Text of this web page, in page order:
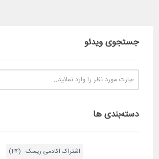
جستجوی ویدئو
دسته‌بندی ها
اشتراک اکادمی ریسک (44)